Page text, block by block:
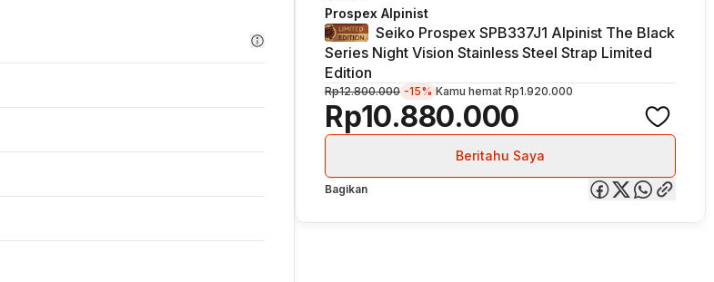
Prospex Alpinist
Seiko Prospex SPB337J1 Alpinist The Black
Series Night Vision Stainless Steel Strap Limited
Edition
Rp10.880.000
Rp12.800.000 -15% Kamu hemat Rp1.920.000
Beritahu Saya
Bagikan